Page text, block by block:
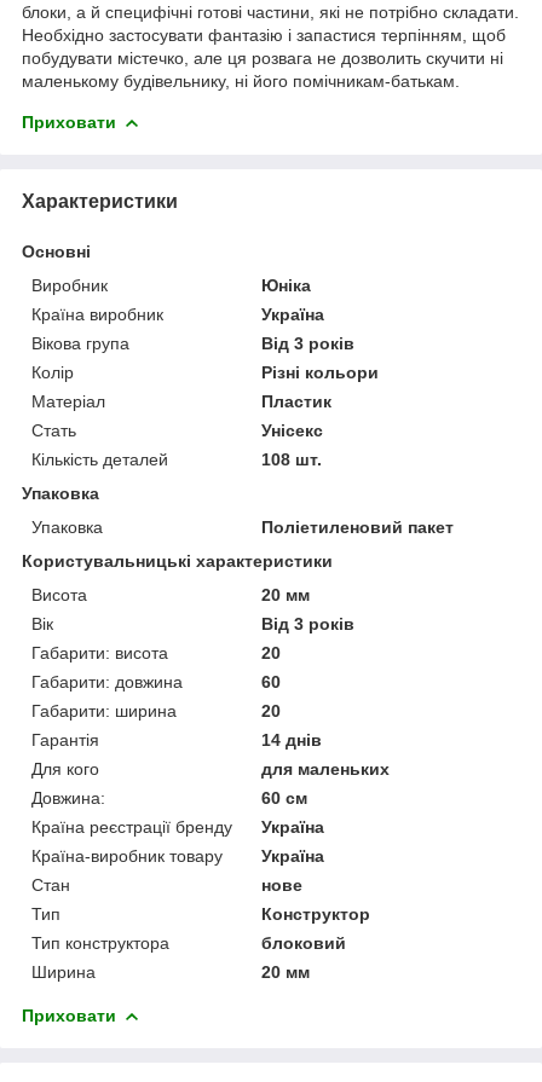
блоки, а й специфічні готові частини, які не потрібно складати.
Необхідно застосувати фантазію і запастися терпінням, щоб
побудувати містечко, але ця розвага не дозволить скучити ні
маленькому будівельнику, ні його помічникам-батькам.
Приховати
Характеристики
Основні
Виробник
Юніка
Країна виробник
Україна
Вікова група
Від 3 років
Колір
Різні кольори
Матеріал
Пластик
Стать
Унісекс
Кількість деталей
108 шт.
Упаковка
Упаковка
Поліетиленовий пакет
Користувальницькі характеристики
Висота
20 мм
Вік
Від 3 років
Габарити: висота
20
Габарити: довжина
60
Габарити: ширина
20
Гарантія
14 днів
Для кого
для маленьких
Довжина:
60 см
Країна реєстрації бренду
Україна
Країна-виробник товару
Україна
Стан
нове
Тип
Конструктор
Тип конструктора
блоковий
Ширина
20 мм
Приховати